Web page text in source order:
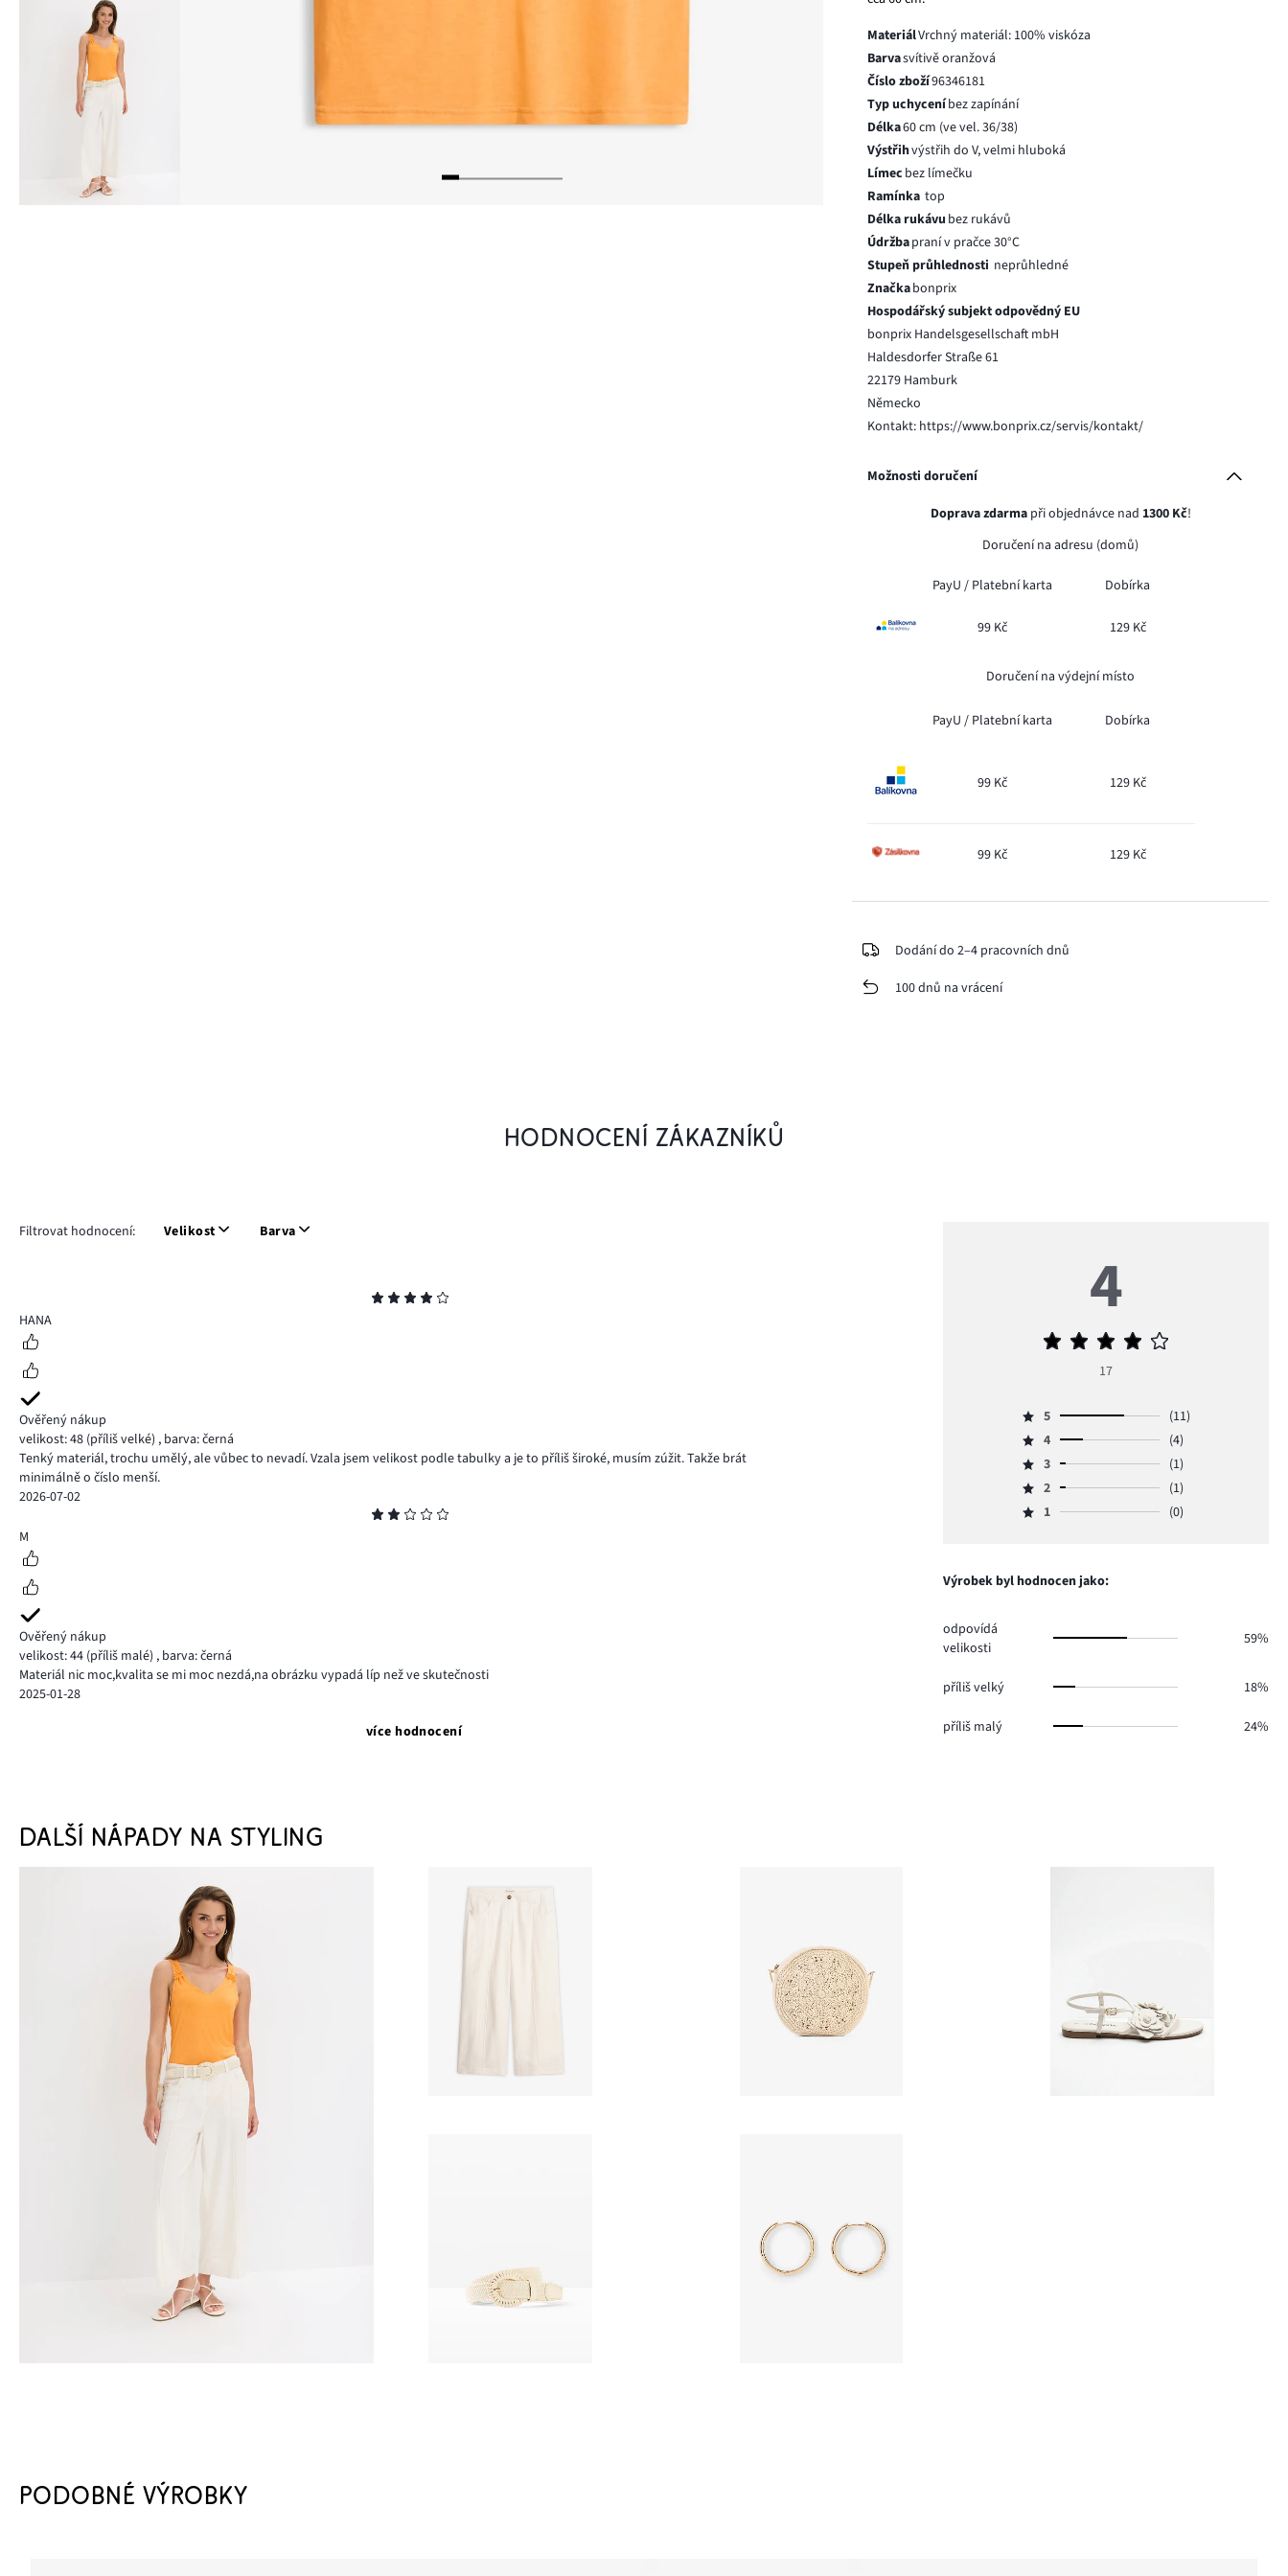
MateriálVrchný materiál: 100% viskóza
Barvasvítivě oranžová
Číslo zboží96346181
Typ uchyceníbez zapínání
Délka60 cm (ve vel. 36/38)
Výstřihvýstřih do V, velmi hluboká
Límec bez límečku
Ramínka top
Délka rukávu bez rukávů
Údržbapraní v pračce 30°C
Stupeň průhlednosti neprůhledné
Značkabonprix
Hospodářský subjekt odpovědný EU
bonprix Handelsgesellschaft mbH
Haldesdorfer Straße 61
22179 Hamburk
Německo
Kontakt: https://www.bonprix.cz/servis/kontakt/
Možnosti doručení
Doprava zdarmapři objednávce nad 1300 Kč!
Doručení na adresu (domů)
PayU / Platební karta Dobírka
99 Kč 129 Kč
Doručení na výdejní místo
PayU / Platební karta Dobírka
99 Kč 129 Kč
99 Kč 129 Kč
Dodání do 2–4 pracovních dnů
100 dnů na vrácení
HODNOCENÍ ZÁKAZNÍKŮ
Filtrovat hodnocení: Velikost Barva
4
HANA
Ověřený nákup
velikost: 48 (příliš velké) , barva: černá
Tenký materiál, trochu umělý, ale vůbec to nevadí. Vzala jsem velikost podle tabulky a je to příliš široké, musím zúžit. Takže brát
minimálně o číslo menší.
2026-07-02
2
M
Ověřený nákup
velikost: 44 (příliš malé) , barva: černá
Materiál nic moc,kvalita se mi moc nezdá,na obrázku vypadá líp než ve skutečnosti
2025-01-28
více hodnocení
4
Průměrné
4
17
Hodnocení
5,
počet
hlasů
5
(11)
Hodnocení
4,
počet
hlasů
4
(4)
Hodnocení
3,
počet
3
(1)
Hodnocení
2,
2
(1)
Hodnocení
hlasů
1 (0)
Výrobek byl hodnocen jako:
odpovídá
velikosti
59%
příliš velký 18%
příliš malý 24%
DALŠÍ NÁPADY NA STYLING
PODOBNÉ VÝROBKY